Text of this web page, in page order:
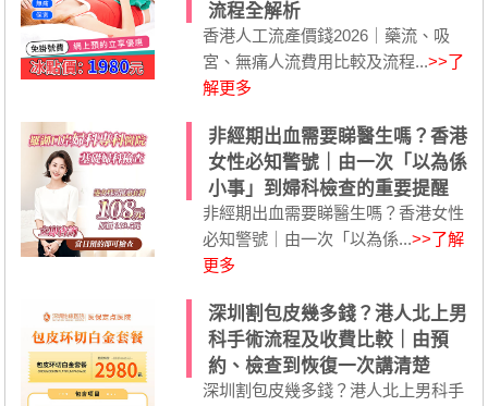
流程全解析
香港人工流產價錢2026｜藥流、吸
宮、無痛人流費用比較及流程...>>了
解更多
非經期出血需要睇醫生嗎？香港
女性必知警號｜由一次「以為係
小事」到婦科檢查的重要提醒
非經期出血需要睇醫生嗎？香港女性
必知警號｜由一次「以為係...>>了解
更多
深圳割包皮幾多錢？港人北上男
科手術流程及收費比較｜由預
約、檢查到恢復一次講清楚
深圳割包皮幾多錢？港人北上男科手